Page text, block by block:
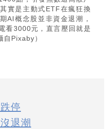
實是主動式ETF在瘋狂換
AI概念股並非資金退潮，
看3000元，直言壓回就是
自Pixaby）
停
退潮